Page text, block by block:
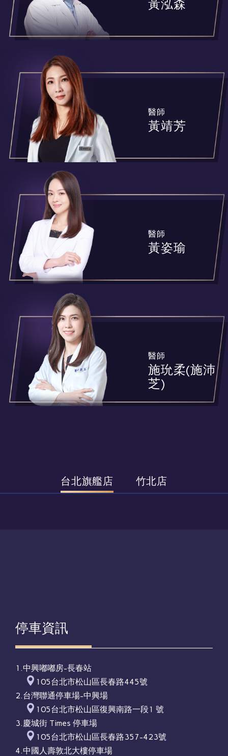
黃泓森
醫師
黃靖芳
醫師
黃姿瑜
醫師
施玧柔(施沛
芝)
台北旗艦店 竹北店
停車資訊
1.中興嘟嘟房-長春站
105台北市松山區長春路445號
2.台灣聯通停車場-中興場
105台北市松山區復興南路一段1 號
3.慶城街 Times 停車場
105台北市松山區長春路357-423號
4.中國人壽敦北大樓停車場